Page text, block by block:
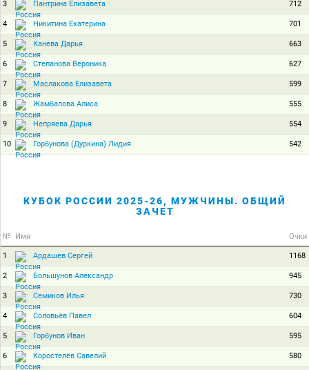
3 Пантрина Елизавета 712
4 Никитина Екатерина 701
5 Канева Дарья 663
6 Степанова Вероника 627
7 Маслакова Елизавета 599
8 Жамбалова Алиса 555
9 Непряева Дарья 554
10 Горбунова (Дуркина) Лидия 542
КУБОК РОССИИ 2025-26, МУЖЧИНЫ. ОБЩИЙ
ЗАЧЕТ
№ Имя Очки
1 Ардашев Сергей 1168
2 Большунов Александр 945
3 Семиков Илья 730
4 Соловьёв Павел 604
5 Горбунов Иван 595
6 Коростелёв Савелий 580